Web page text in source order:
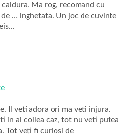
Ma rog, recomand cu
… inghetata. Un joc de cuvinte
Il veti adora ori ma veti injura.
in al doilea caz, tot nu veti putea
Tot veti fi curiosi de